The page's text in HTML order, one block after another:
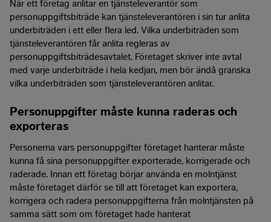
När ett företag anlitar en tjänsteleverantör som
personuppgiftsbiträde kan tjänsteleverantören i sin tur anlita
underbiträden i ett eller flera led. Vilka underbiträden som
tjänsteleverantören får anlita regleras av
personuppgiftsbiträdesavtalet. Företaget skriver inte avtal
med varje underbiträde i hela kedjan, men bör ändå granska
vilka underbiträden som tjänsteleverantören anlitar.
Personuppgifter måste kunna raderas och
exporteras
Personerna vars personuppgifter företaget hanterar måste
kunna få sina personuppgifter exporterade, korrigerade och
raderade. Innan ett företag börjar använda en molntjänst
måste företaget därför se till att företaget kan exportera,
korrigera och radera personuppgifterna från molntjänsten på
samma sätt som om företaget hade hanterat